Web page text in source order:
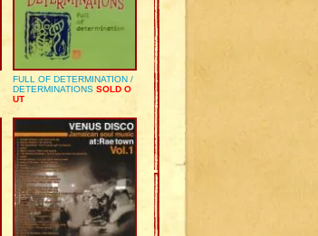
FULL OF DETERMINATION /
DETERMINATIONS SOLD O
UT